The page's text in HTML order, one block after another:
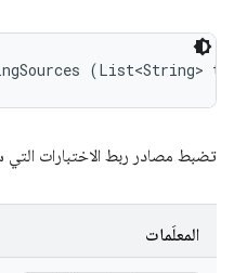
(List<String>
تضبط مصادر ربط الاختبارات التي
المعلَمات